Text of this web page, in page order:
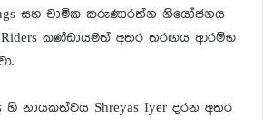
සහ චාමික කරුණාරත්න නියෝජනය
Riders කණ්ඩායමත් අතර තරඟය ආරම්භ
හි නායකත්වය Shreyas Iyer දරන අතර